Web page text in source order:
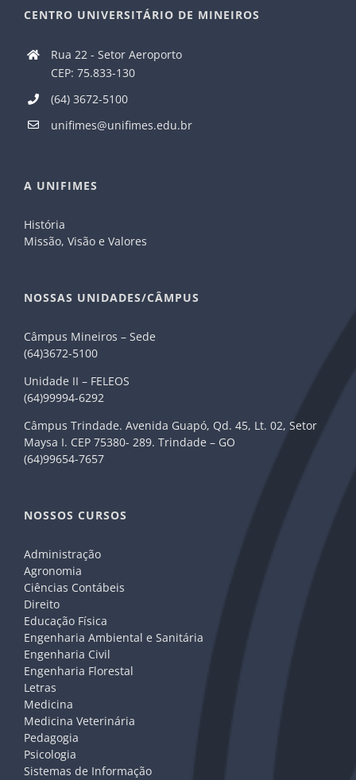
CENTRO UNIVERSITÁRIO DE MINEIROS
Rua 22 - Setor Aeroporto
CEP: 75.833-130
(64) 3672-5100
unifimes@unifimes.edu.br
A UNIFIMES
História
Missão, Visão e Valores
NOSSAS UNIDADES/CÂMPUS
Câmpus Mineiros – Sede
(64)3672-5100
Unidade II – FELEOS
(64)99994-6292
Câmpus Trindade. Avenida Guapó, Qd. 45, Lt. 02, Setor
Maysa I. CEP 75380- 289. Trindade – GO
(64)99654-7657
NOSSOS CURSOS
Administração
Agronomia
Ciências Contábeis
Direito
Educação Física
Engenharia Ambiental e Sanitária
Engenharia Civil
Engenharia Florestal
Letras
Medicina
Medicina Veterinária
Pedagogia
Psicologia
Sistemas de Informação